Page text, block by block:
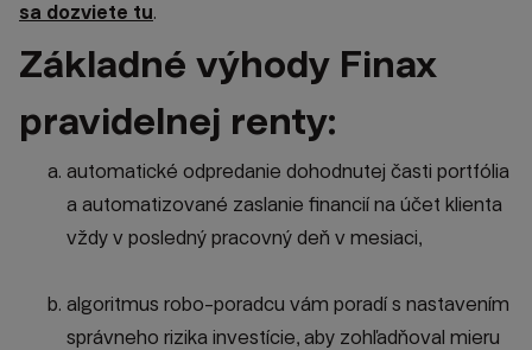
sa dozviete tu.
Základné výhody Finax
pravidelnej renty:
automatické odpredanie dohodnutej časti portfólia
a automatizované zaslanie financií na účet klienta
vždy v posledný pracovný deň v mesiaci,
algoritmus robo-poradcu vám poradí s nastavením
správneho rizika investície, aby zohľadňoval mieru